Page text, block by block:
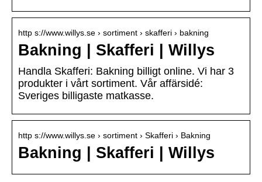
http s://www.willys.se › sortiment › skafferi › bakning
Bakning | Skafferi | Willys
Handla Skafferi: Bakning billigt online. Vi har 3
produkter i vårt sortiment. Vår affärsidé:
Sveriges billigaste matkasse.
http s://www.willys.se › sortiment › Skafferi › Bakning
Bakning | Skafferi | Willys